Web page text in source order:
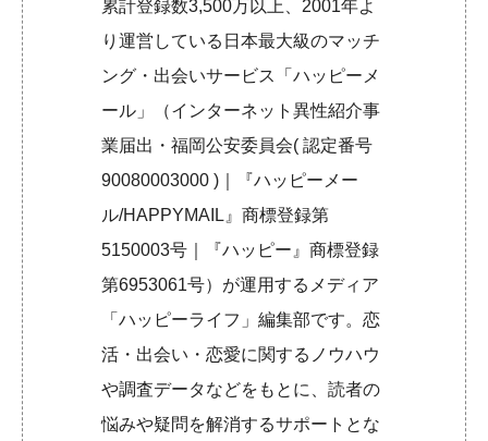
累計登録数3,500万以上、2001年よ
り運営している日本最大級のマッチ
ング・出会いサービス「ハッピーメ
ール」（インターネット異性紹介事
業届出・福岡公安委員会( 認定番号
90080003000 )｜『ハッピーメー
ル/HAPPYMAIL』商標登録第
5150003号｜『ハッピー』商標登録
第6953061号）が運用するメディア
「ハッピーライフ」編集部です。恋
活・出会い・恋愛に関するノウハウ
や調査データなどをもとに、読者の
悩みや疑問を解消するサポートとな